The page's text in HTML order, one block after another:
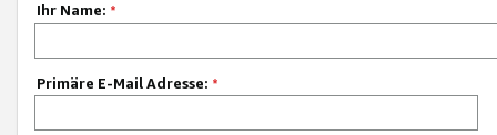
Ihr Name: *
Primäre E-Mail Adresse: *